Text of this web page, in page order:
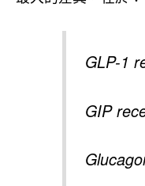
GLP-1
GIP